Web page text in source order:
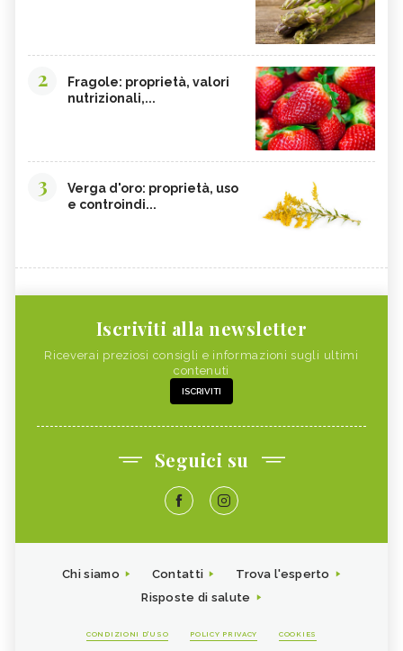
2
Fragole: proprietà, valori
nutrizionali,...
3
Verga d'oro: proprietà, uso
e controindi...
Iscriviti alla newsletter
Riceverai preziosi consigli e informazioni sugli ultimi
contenuti
ISCRIVITI
Seguici su
Chi siamo Contatti
Trova l'esperto
Risposte di salute
CONDIZIONI D'USO POLICY PRIVACY COOKIES